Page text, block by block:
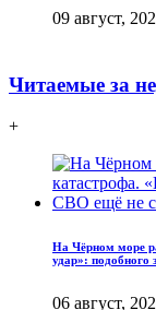
09 август,
Читаемые за
+
На Чёрном море
удар»: подобного
06 август,